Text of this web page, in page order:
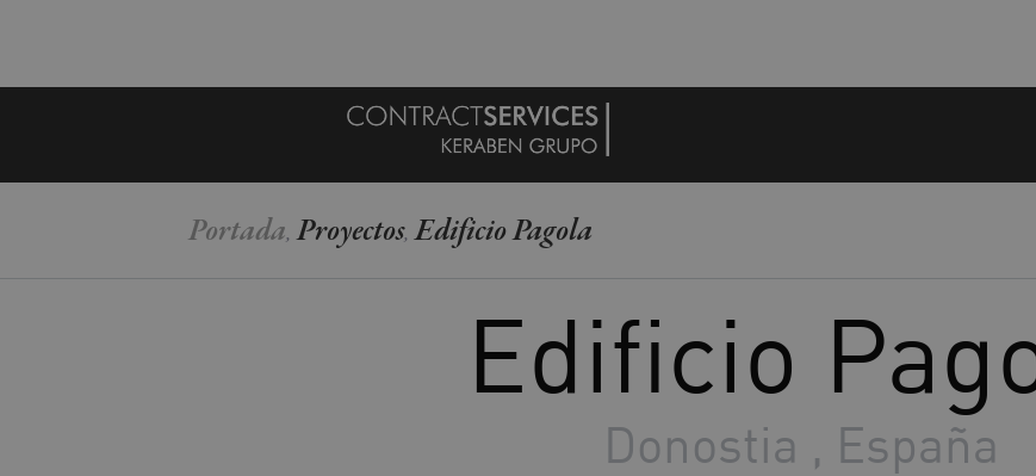
Portada, Proyectos, Edificio Pagola
Edificio
Donostia , España